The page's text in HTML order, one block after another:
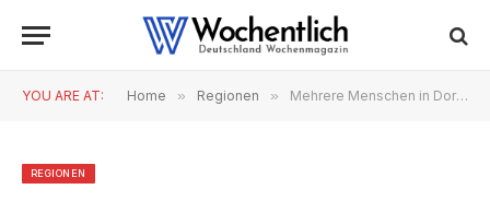
YOU ARE AT: Home » Regionen » Mehrere Menschen in Dortmund angegriffen
REGIONEN